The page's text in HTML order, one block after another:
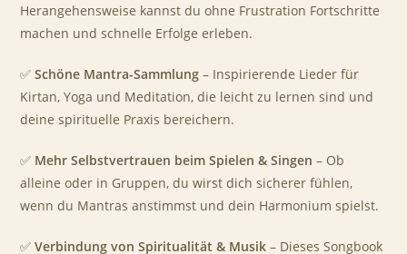
Herangehensweise kannst du ohne Frustration Fortschritte
machen und schnelle Erfolge erleben.
✅Schöne Mantra-Sammlung – Inspirierende Lieder für
Kirtan, Yoga und Meditation, die leicht zu lernen sind und
deine spirituelle Praxis bereichern.
✅ Mehr Selbstvertrauen beim Spielen & Singen – Ob
alleine oder in Gruppen, du wirst dich sicherer fühlen,
wenn du Mantras anstimmst und dein Harmonium spielst.
✅Verbindung von Spiritualität & Musik – Dieses Songbook